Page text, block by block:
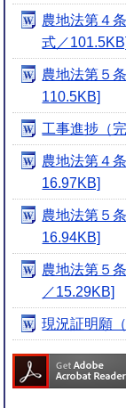
農地法第４
式／101.5KB]
農地法第５
110.5KB]
工事進捗（
農地法第４
16.97KB]
農地法第５
16.94KB]
農地法第５
／15.29KB]
現況証明願